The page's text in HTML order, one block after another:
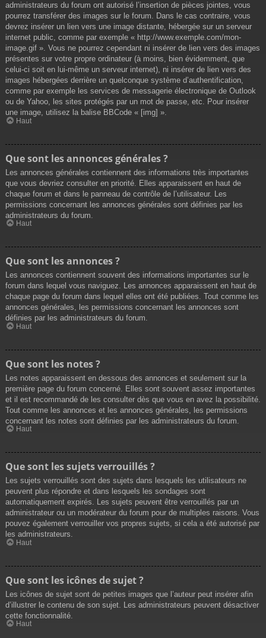
administrateurs du forum ont autorisé l’insertion de pièces jointes, vous
pourrez transférer des images sur le forum. Dans le cas contraire, vous
devrez insérer un lien vers une image distante, hébergée sur un serveur
internet public, comme par exemple « http://www.exemple.com/mon-
image.gif ». Vous ne pourrez cependant ni insérer de lien vers des images
présentes sur votre propre ordinateur (à moins, bien évidemment, que
celui-ci soit en lui-même un serveur internet), ni insérer de lien vers des
images hébergées derrière un quelconque système d’authentification,
comme par exemple les services de messagerie électronique de Outlook
ou de Yahoo, les sites protégés par un mot de passe, etc. Pour insérer
une image, utilisez la balise BBCode « [img] ».
Haut
Que sont les annonces générales ?
Les annonces générales contiennent des informations très importantes
que vous devriez consulter en priorité. Elles apparaissent en haut de
chaque forum et dans le panneau de contrôle de l’utilisateur. Les
permissions concernant les annonces générales sont définies par les
administrateurs du forum.
Haut
Que sont les annonces ?
Les annonces contiennent souvent des informations importantes sur le
forum dans lequel vous naviguez. Les annonces apparaissent en haut de
chaque page du forum dans lequel elles ont été publiées. Tout comme les
annonces générales, les permissions concernant les annonces sont
définies par les administrateurs du forum.
Haut
Que sont les notes ?
Les notes apparaissent en dessous des annonces et seulement sur la
première page du forum concerné. Elles sont souvent assez importantes
et il est recommandé de les consulter dès que vous en avez la possibilité.
Tout comme les annonces et les annonces générales, les permissions
concernant les notes sont définies par les administrateurs du forum.
Haut
Que sont les sujets verrouillés ?
Les sujets verrouillés sont des sujets dans lesquels les utilisateurs ne
peuvent plus répondre et dans lesquels les sondages sont
automatiquement expirés. Les sujets peuvent être verrouillés par un
administrateur ou un modérateur du forum pour de multiples raisons. Vous
pouvez également verrouiller vos propres sujets, si cela a été autorisé par
les administrateurs.
Haut
Que sont les icônes de sujet ?
Les icônes de sujet sont de petites images que l’auteur peut insérer afin
d’illustrer le contenu de son sujet. Les administrateurs peuvent désactiver
cette fonctionnalité.
Haut